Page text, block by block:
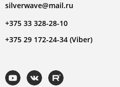
silverwave@mail.ru
+375 33 328-28-10
+375 29 172-24-34 (Viber)